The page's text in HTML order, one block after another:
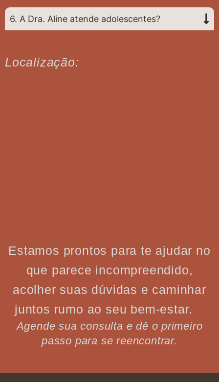
6. A Dra. Aline atende adolescentes?
Localização:
Estamos prontos para te ajudar no
que parece incompreendido,
acolher suas dúvidas e caminhar
juntos rumo ao seu bem-estar.
Agende sua consulta e dê o primeiro
passo para se reencontrar.